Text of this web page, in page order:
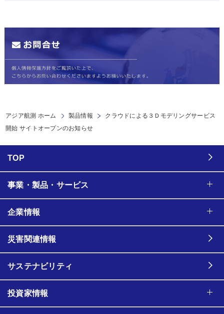
アジア航測 ホーム 製品情報
クラウドによる３Ｄモデリングサービス
開始 サイトオープンのお知らせ
TOP
事業・製品・サービス
企業情報
災害関連情報
サステナビリティ
投資家情報